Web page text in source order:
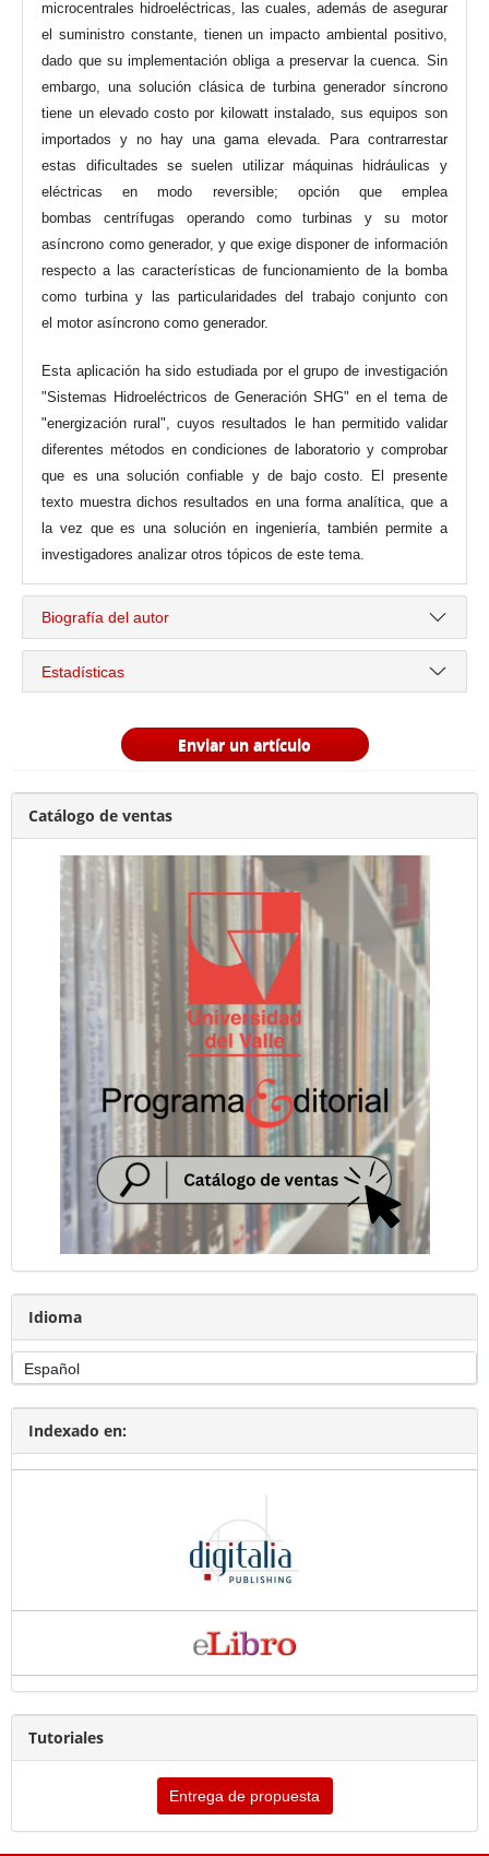
microcentrales hidroeléctricas, las cuales, además de asegurar
el suministro constante, tienen un impacto ambiental positivo,
dado que su implementación obliga a preservar la cuenca. Sin
embargo, una solución clásica de turbina generador síncrono
tiene un elevado costo por kilowatt instalado, sus equipos son
importados y no hay una gama elevada. Para contrarrestar
estas dificultades se suelen utilizar máquinas hidráulicas y
eléctricas en modo reversible; opción que emplea
bombas centrífugas operando como turbinas y su motor
asíncrono como generador, y que exige disponer de información
respecto a las características de funcionamiento de la bomba
como turbina y las particularidades del trabajo conjunto con
el motor asíncrono como generador.
Esta aplicación ha sido estudiada por el grupo de investigación
"Sistemas Hidroeléctricos de Generación SHG" en el tema de
"energización rural", cuyos resultados le han permitido validar
diferentes métodos en condiciones de laboratorio y comprobar
que es una solución confiable y de bajo costo. El presente
texto muestra dichos resultados en una forma analítica, que a
la vez que es una solución en ingeniería, también permite a
investigadores analizar otros tópicos de este tema.
Biografía del autor
Estadísticas
Enviar un artículo
Catálogo de ventas
Idioma
Indexado en:
Tutoriales
Entrega de propuesta